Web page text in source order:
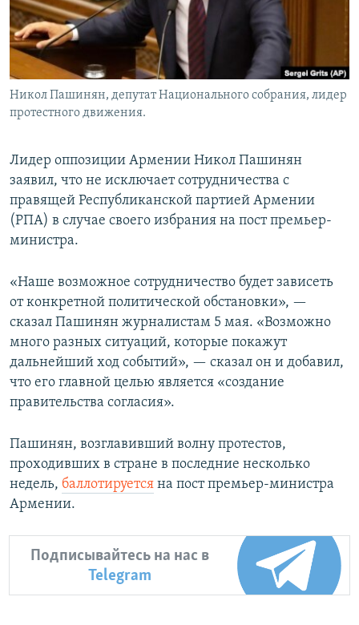
Никол Пашинян, депутат Национального собрания, лидер
протестного движения.
Лидер оппозиции Армении Никол Пашинян
заявил, что не исключает сотрудничества с
правящей Республиканской партией Армении
(РПА) в случае своего избрания на пост премьер-
министра.
«Наше возможное сотрудничество будет зависеть
от конкретной политической обстановки», —
сказал Пашинян журналистам 5 мая. «Возможно
много разных ситуаций, которые покажут
дальнейший ход событий», — сказал он и добавил,
что его главной целью является «создание
правительства согласия».
Пашинян, возглавивший волну протестов,
проходивших в стране в последние несколько
недель, баллотируется на пост премьер-министра
Армении.
Подписывайтесь на нас в
Telegram